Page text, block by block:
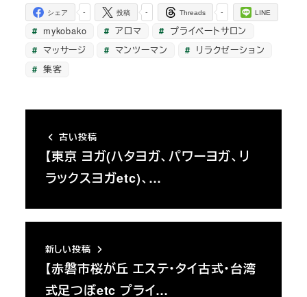
-
シェア -
投稿 -
Threads LINE
mykobako アロマ
プライベートサロン
マッサージ
マンツーマン
リラクゼーション
集客
古い投稿
【東京 ヨガ(ハタヨガ、パワーヨガ、リ
ラックスヨガetc)、…
新しい投稿
【赤磐市桜が丘 エステ・タイ古式・台湾
式足つぼetc プライ…